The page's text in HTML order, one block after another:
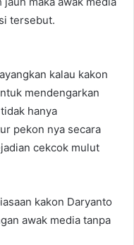
tersebut.
kalau kakon
mendengarkan
hanya
pekon nya secara
cekcok mulut
kakon Daryanto
awak media tanpa